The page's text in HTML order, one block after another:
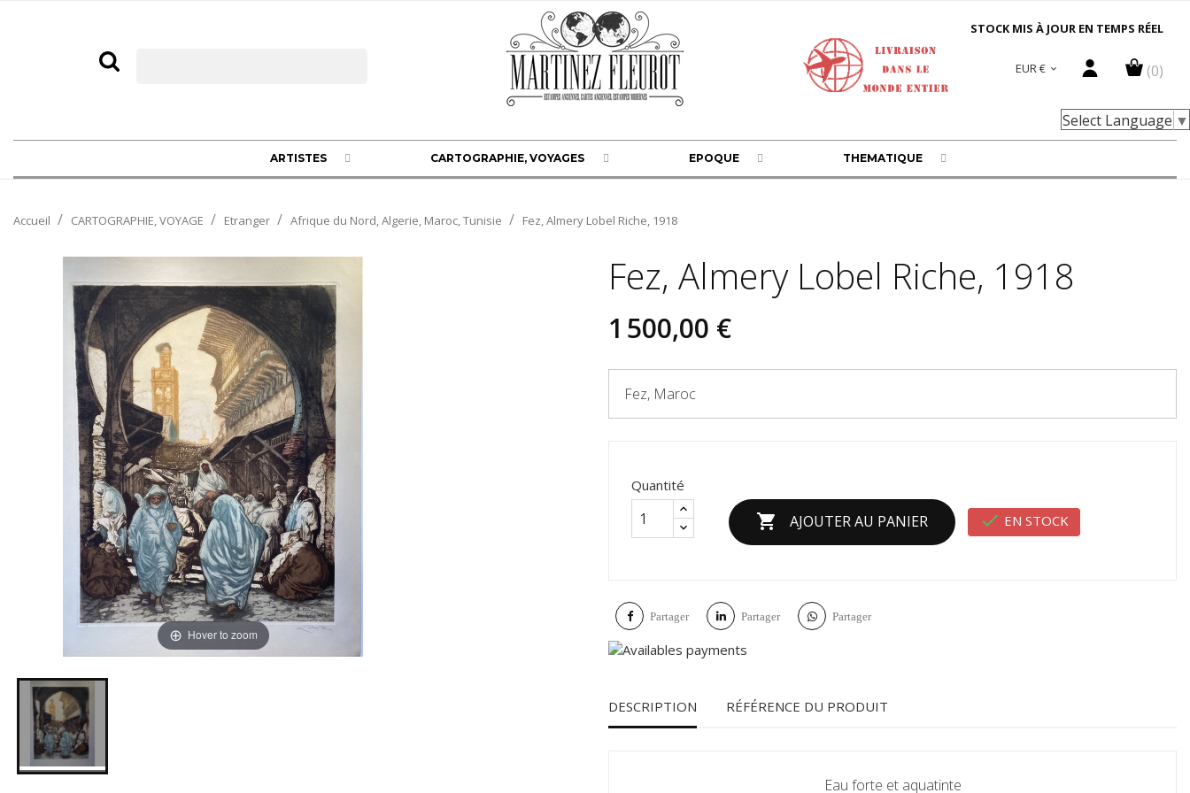
STOCK MIS À JOUR EN TEMPS RÉEL
(0)
EUR € 
Select Language ▼
ARTISTES CARTOGRAPHIE, VOYAGES EPOQUE THEMATIQUE
Accueil CARTOGRAPHIE, VOYAGE Etranger Afrique du Nord, Algerie, Maroc, Tunisie Fez, Almery Lobel Riche, 1918
Hover to zoom
Fez, Almery Lobel Riche, 1918
1 500,00 €
Fez, Maroc
Quantité
 AJOUTER AU PANIER  EN STOCK
Partager Partager Partager
DESCRIPTION RÉFÉRENCE DU PRODUIT
Eau forte et aquatinte